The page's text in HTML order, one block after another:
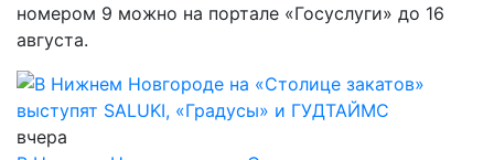
номером 9 можно на портале «Госуслуги» до 16
августа.
вчера